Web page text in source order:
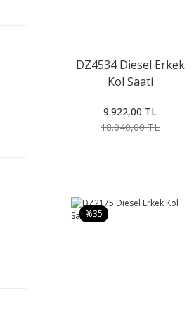
DZ4534 Diesel Erkek
Kol Saati
9.922,00 TL
18.040,00 TL
%35